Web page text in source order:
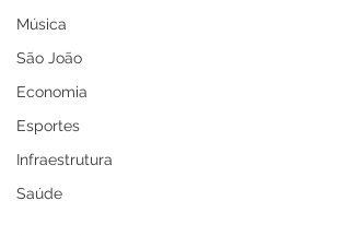
Música
São João
Economia
Esportes
Infraestrutura
Saúde